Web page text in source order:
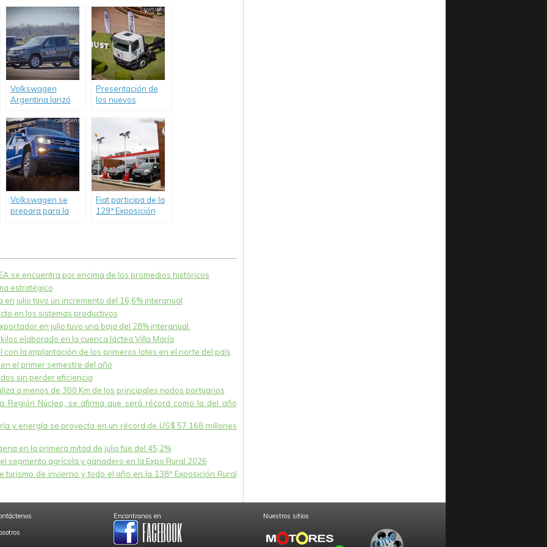
camiones con
entrega inmediata
y TNA de 8.9%.
camiones sin
gastos de
otorgamiento.
Volkswagen
Argentina lanzó
Campo de Mayo la
Amarok V6.
Presentación de
los nuevos
Volkswagen
Robust.
Volkswagen se
prepara para la
Fiat participa de la
129ª Exposición
se encuentra por encima de los promedios históricos
estratégico
julio tuvo un incremento del 16,6% interanual
en los sistemas productivos
en julio tuvo una baja del 28% interanual.
elaborado en la cuenca láctea Villa María
la implantación de los primeros lotes en el norte del país
el primer semestre del año
sin perder eficiencia
a menos de 300 Km de los principales nodos portuarios
Núcleo, se afirma que será récord como la del año
y energía se proyecta en un récord de US$ 57.168 millones
en la primera mitad de julio fue del 45,2%
segmento agrícola y ganadero en la Expo Rural 2026
de invierno y todo el año en la 138ª Exposición Rural
Encontranos en Nuestros sitios